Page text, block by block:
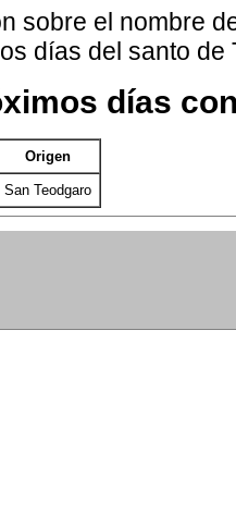
sobre el nombre
días del santo de
días
Origen
San Teodgaro